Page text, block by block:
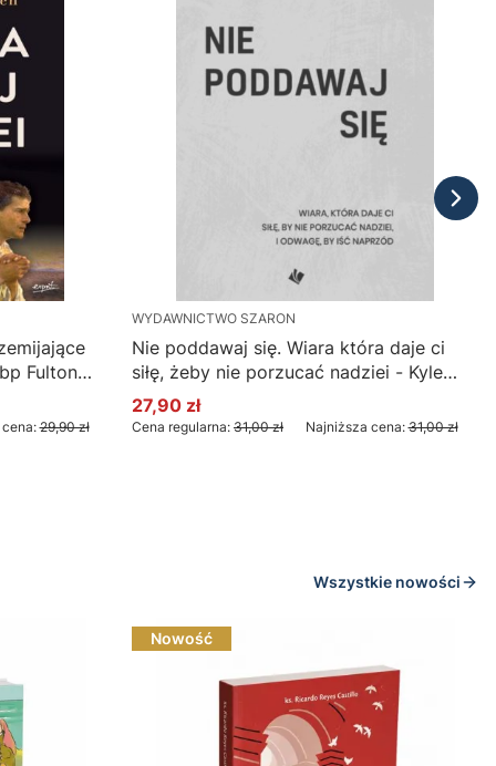
Fulton
29,90 zł
WYDAWNICTWO SZARON
Nie poddawaj się. Wiara która daje ci
siłę, żeby nie porzucać nadziei - Kyle
Idleman
Cena promocyjna
27,90 zł
Cena regularna: 31,00 zł Najniższa cena: 31,00 zł
Wszystkie nowości
Nowość